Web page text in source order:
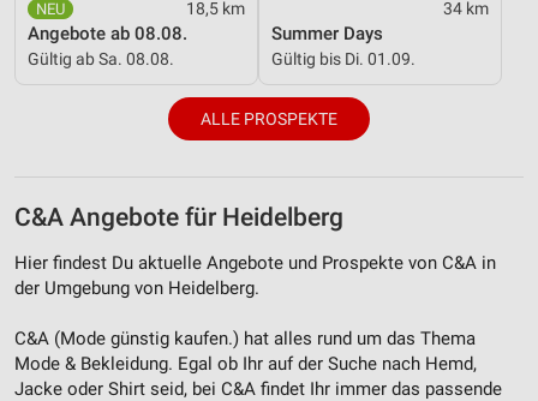
18,5 km
Angebote ab 08.08.
Gültig ab Sa. 08.08.
34 km
Summer Days
Gültig bis Di. 01.09.
ALLE PROSPEKTE
C&A Angebote für Heidelberg
Hier findest Du aktuelle Angebote und Prospekte von C&A in
der Umgebung von Heidelberg.
C&A (Mode günstig kaufen.) hat alles rund um das Thema
Mode & Bekleidung. Egal ob Ihr auf der Suche nach Hemd,
Jacke oder Shirt seid, bei C&A findet Ihr immer das passende